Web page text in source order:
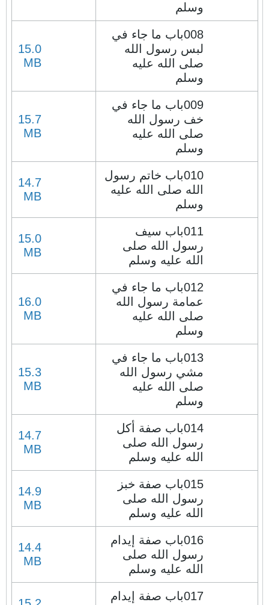
وسلم
008باب ما جاء في
لبس رسول الله
صلى الله عليه
وسلم
15.0
MB
009باب ما جاء في
خف رسول الله
صلى الله عليه
وسلم
15.7
MB
010باب خاتم رسول
الله صلى الله عليه
وسلم
14.7
MB
011باب سيف
رسول الله صلى
الله عليه وسلم
15.0
MB
012باب ما جاء في
عمامة رسول الله
صلى الله عليه
وسلم
16.0
MB
013باب ما جاء في
مشي رسول الله
صلى الله عليه
وسلم
15.3
MB
014باب صفة أكل
رسول الله صلى
الله عليه وسلم
14.7
MB
015باب صفة خبز
رسول الله صلى
الله عليه وسلم
14.9
MB
016باب صفة إيدام
رسول الله صلى
الله عليه وسلم
14.4
MB
017باب صفة إيدام